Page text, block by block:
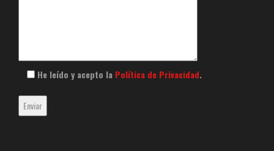
He leído y acepto la Política de Privacidad.